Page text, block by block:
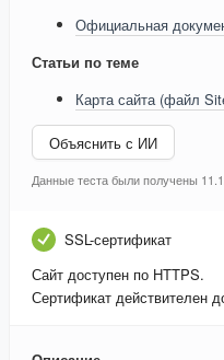
Официальная
Статьи по теме
Карта сайта (файл
Объяснить с ИИ
Данные теста были получены
SSL-сертификат
Сайт доступен по HTTPS.
Сертификат действителен